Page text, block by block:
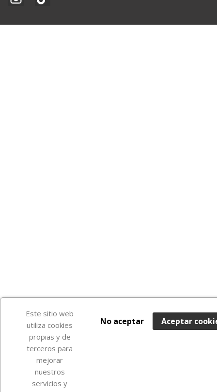
Este sitio web
utiliza cookies
propias y de
terceros para
mejorar
nuestros
servicios y
Aceptar
No aceptar